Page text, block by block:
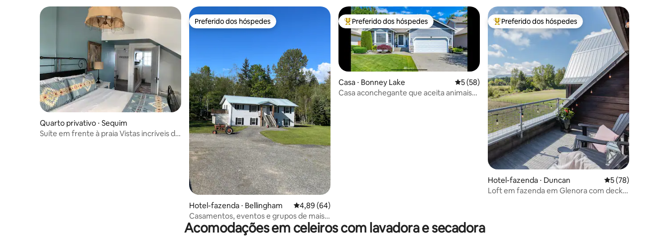
Quarto privativo ⋅ Sequim
Suíte em frente à praia Vistas incríveis da
Preferido dos hóspedes
Preferido dos hóspedes
Hotel-fazenda ⋅ Bellingham 4,89 de uma avaliação média de 5, 64 avaliações
4,89 (64)
Casamentos, eventos e grupos de mais
de 16 pessoas na Fern Hill Estate
Entre os melhores preferidos dos hóspedes
Preferido dos hóspedes
Casa ⋅ Bonney Lake 5 de uma avaliação média de 5, 58 avaliações
5 (58)
Casa aconchegante que aceita animais
Entre os melhores preferidos dos hóspedes
Preferido dos hóspedes
Hotel-fazenda ⋅ Duncan 5 de uma
5 (78)
Loft em fazenda em Glenora com deck
Acomodações em celeiros com lavadora e secadora